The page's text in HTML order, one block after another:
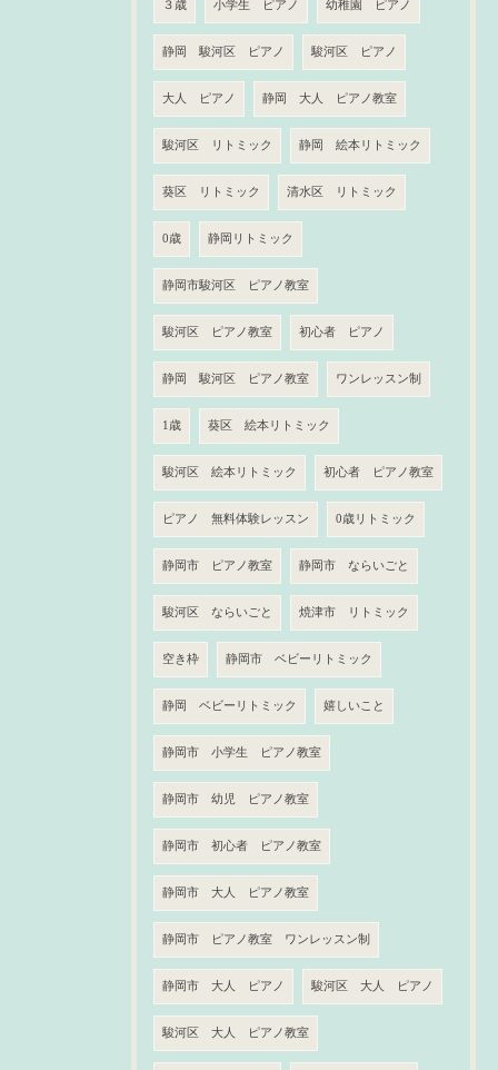
３歳 小学生 ピアノ 幼稚園 ピアノ
静岡 駿河区 ピアノ 駿河区 ピアノ
大人 ピアノ 静岡 大人 ピアノ教室
駿河区 リトミック 静岡 絵本リトミック
葵区 リトミック 清水区 リトミック
0歳 静岡リトミック
静岡市駿河区 ピアノ教室
駿河区 ピアノ教室 初心者 ピアノ
静岡 駿河区 ピアノ教室 ワンレッスン制
1歳 葵区 絵本リトミック
駿河区 絵本リトミック 初心者 ピアノ教室
ピアノ 無料体験レッスン 0歳リトミック
静岡市 ピアノ教室 静岡市 ならいごと
駿河区 ならいごと 焼津市 リトミック
空き枠 静岡市 ベビーリトミック
静岡 ベビーリトミック 嬉しいこと
静岡市 小学生 ピアノ教室
静岡市 幼児 ピアノ教室
静岡市 初心者 ピアノ教室
静岡市 大人 ピアノ教室
静岡市 ピアノ教室 ワンレッスン制
静岡市 大人 ピアノ 駿河区 大人 ピアノ
駿河区 大人 ピアノ教室